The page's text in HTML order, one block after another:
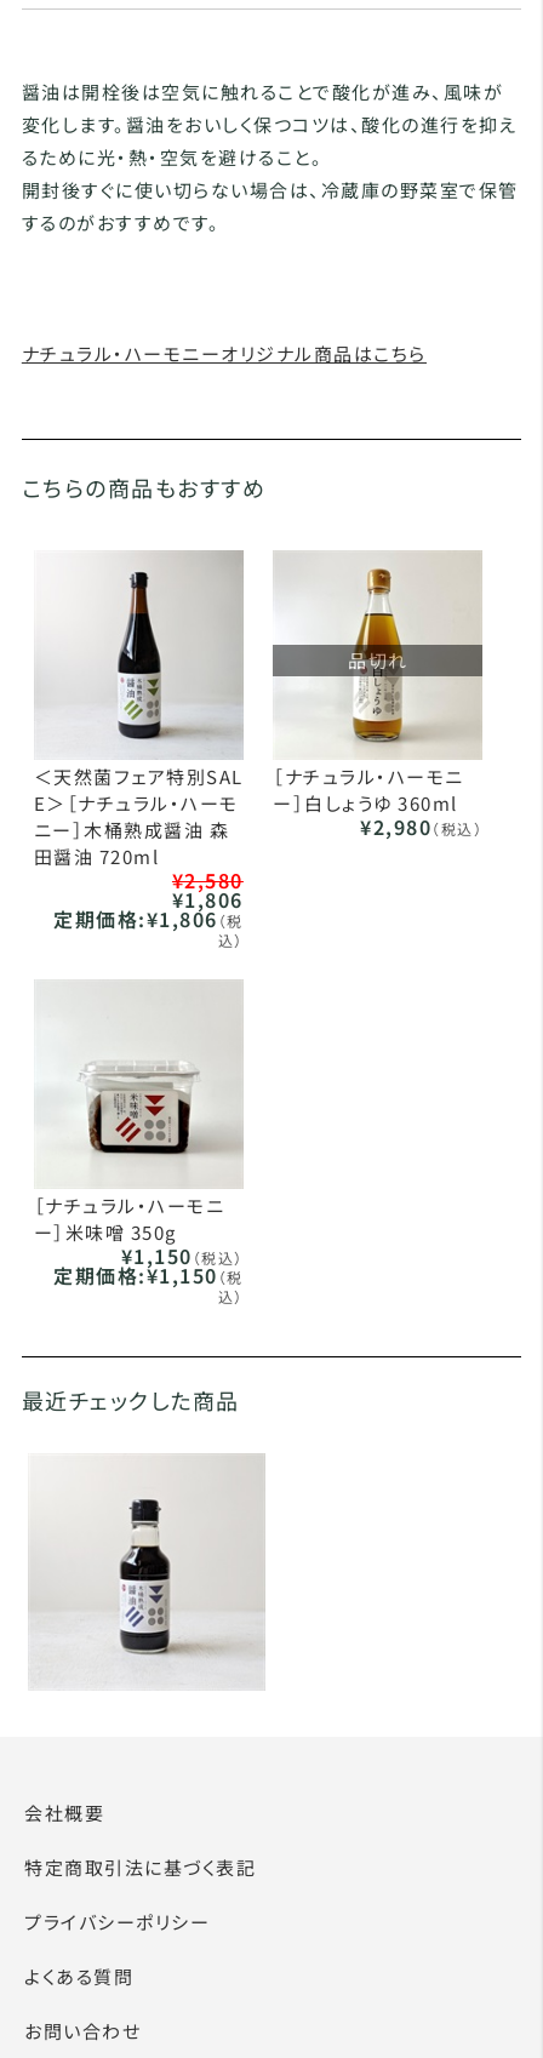
醤油は開栓後は空気に触れることで酸化が進み、風味が
変化します。醤油をおいしく保つコツは、酸化の進行を抑え
るために光・熱・空気を避けること。
開封後すぐに使い切らない場合は、冷蔵庫の野菜室で保管
するのがおすすめです。
ナチュラル・ハーモニーオリジナル商品はこちら
こちらの商品もおすすめ
＜天然菌フェア特別SAL
E＞［ナチュラル・ハーモ
ニー］木桶熟成醤油 森
田醤油 720ml
¥2,580
¥1,806
定期価格:¥1,806 （税
込）
品切れ
［ナチュラル・ハーモニ
ー］白しょうゆ 360ml
¥2,980（税込）
［ナチュラル・ハーモニ
ー］米味噌 350g
¥1,150 （税込）
定期価格:¥1,150 （税
込）
最近チェックした商品
会社概要
特定商取引法に基づく表記
プライバシーポリシー
よくある質問
お問い合わせ